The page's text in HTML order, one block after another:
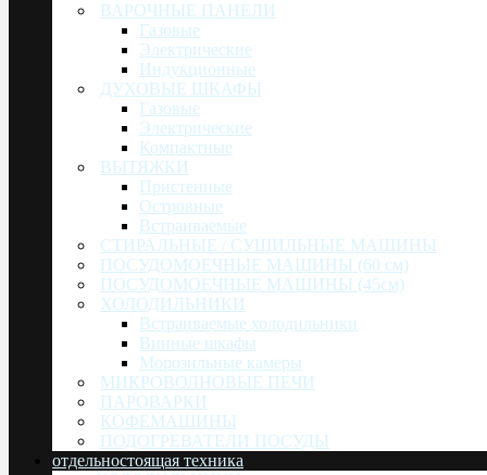
ВАРОЧНЫЕ ПАНЕЛИ
Газовые
Электрические
Индукционные
ДУХОВЫЕ ШКАФЫ
Газовые
Электрические
Компактные
ВЫТЯЖКИ
Пристенные
Островные
Встраиваемые
СТИРАЛЬНЫЕ / СУШИЛЬНЫЕ МАШИНЫ
ПОСУДОМОЕЧНЫЕ МАШИНЫ (60 см)
ПОСУДОМОЕЧНЫЕ МАШИНЫ (45см)
ХОЛОДИЛЬНИКИ
Встраиваемые холодильники
Винные шкафы
Морозильные камеры
МИКРОВОЛНОВЫЕ ПЕЧИ
ПАРОВАРКИ
КОФЕМАШИНЫ
ПОДОГРЕВАТЕЛИ ПОСУДЫ
отдельностоящая техника